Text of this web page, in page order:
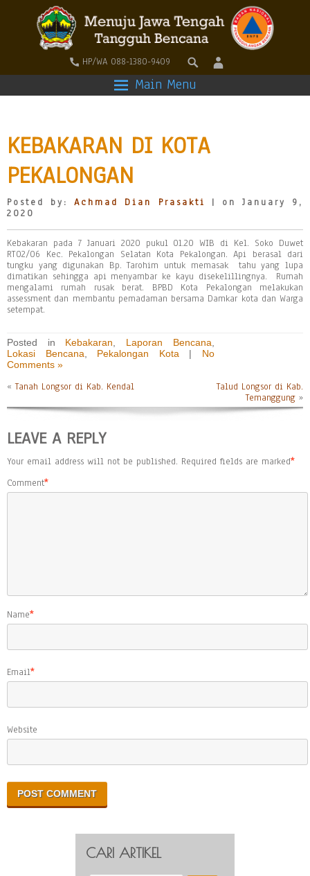
HP/WA 088-1380-9409
Main Menu
KEBAKARAN DI KOTA
PEKALONGAN
Posted by:Achmad Dian Prasakti
| on January 9,
2020
Kebakaran pada 7 Januari 2020 pukul 01.20 WIB di Kel. Soko Duwet
RT02/06 Kec. Pekalongan Selatan Kota Pekalongan. Api berasal dari
tungku yang digunakan Bp. Tarohim untuk memasak tahu yang lupa
dimatikan sehingga api menyambar ke kayu disekelillingnya. Rumah
mengalami rumah rusak berat. BPBD Kota Pekalongan melakukan
assessment dan membantu pemadaman bersama Damkar kota dan Warga
setempat.
Posted in Kebakaran Laporan Bencana
Lokasi Bencana
Pekalongan Kota | No
Comments »
«Tanah Longsor di Kab. Kendal
Talud Longsor di Kab.
Temanggung »
LEAVE A REPLY
Your email address will not be published. Required fields are marked*
Comment*
Name*
Email*
Website
CARI ARTIKEL